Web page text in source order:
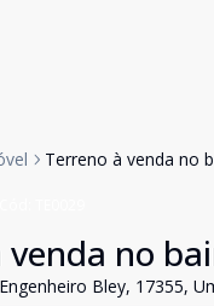
Terreno à venda no
venda no
Bley, 17355,